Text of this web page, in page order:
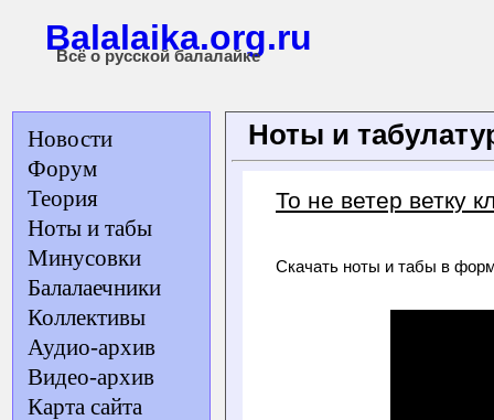
Balalaika.org.ru
Всё о русской балалайке
Новости
Форум
Теория
Ноты и табы
Минусовки
Балалаечники
Коллективы
Аудио-архив
Видео-архив
Карта сайта
Ноты и
То не ветер ветку
Скачать ноты и табы в